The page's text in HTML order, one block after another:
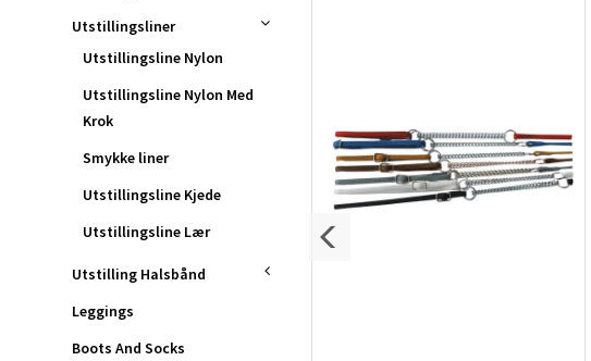
Utstillingsliner
Utstillingsline Nylon
Utstillingsline Nylon Med
Krok
Smykke liner
Utstillingsline Kjede
Utstillingsline Lær
Utstilling Halsbånd
Leggings
Boots And Socks